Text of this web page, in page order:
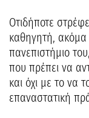
Οτιδήποτε
καθηγητή, ακόμα
πανεπιστήμιο
που πρέπει να
και όχι με το να
επαναστατική